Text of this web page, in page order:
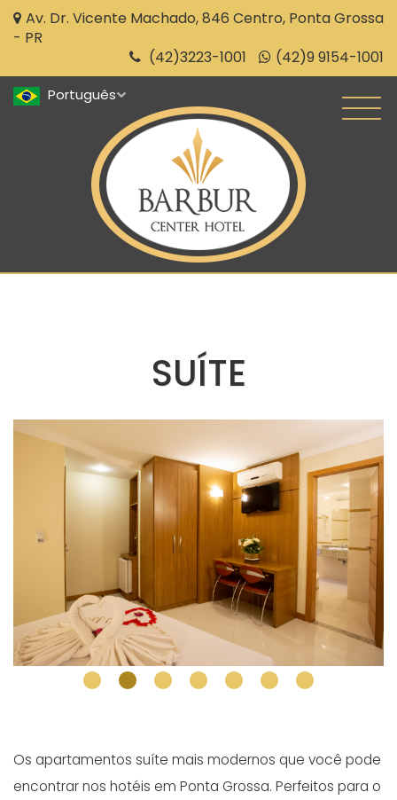
Av. Dr. Vicente Machado, 846 Centro, Ponta Grossa
- PR
(42)3223-1001
(42)9 9154-1001
SUÍTE
Os apartamentos suíte mais modernos que você pode
encontrar nos hotéis em Ponta Grossa. Perfeitos para o